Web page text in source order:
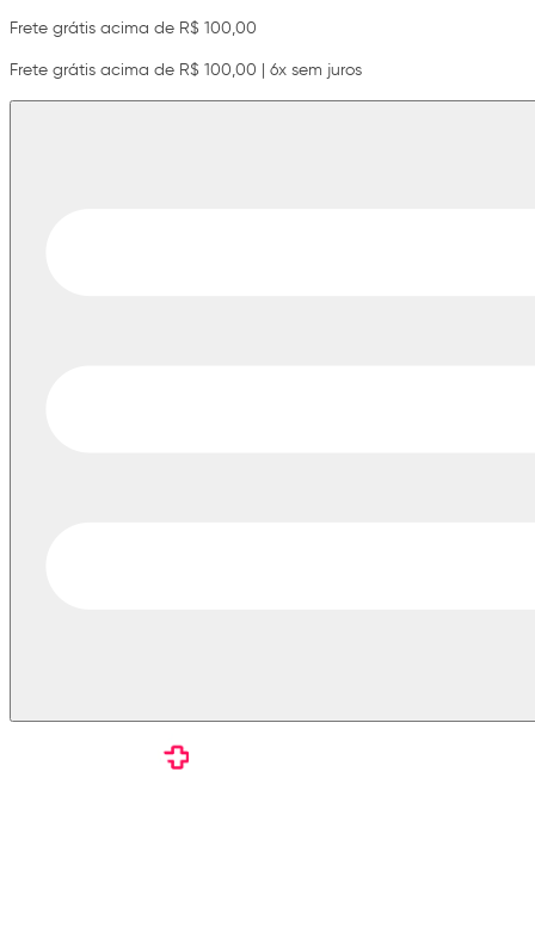
Frete grátis acima de R$ 100,00
Frete grátis acima de R$ 100,00 | 6x sem juros